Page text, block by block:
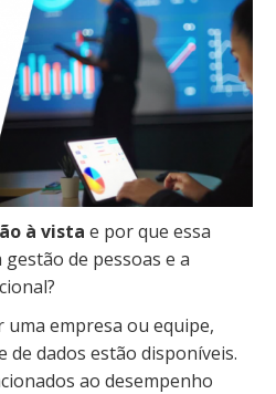
à vista e por que essa
de pessoas e a
empresa ou equipe,
de dados estão disponíveis.
ao desempenho